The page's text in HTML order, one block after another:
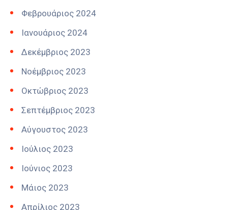
Φεβρουάριος 2024
Ιανουάριος 2024
Δεκέμβριος 2023
Νοέμβριος 2023
Οκτώβριος 2023
Σεπτέμβριος 2023
Αύγουστος 2023
Ιούλιος 2023
Ιούνιος 2023
Μάιος 2023
Απρίλιος 2023